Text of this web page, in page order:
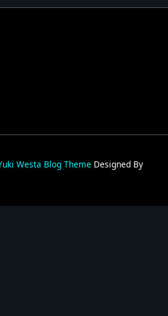
Westa Blog Theme Designed By